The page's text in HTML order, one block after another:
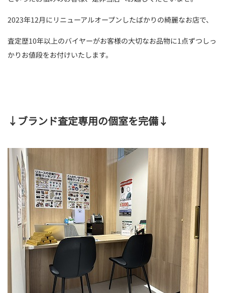
2023年12月にリニューアルオープンしたばかりの綺麗なお店で、
査定歴10年以上のバイヤーがお客様の大切なお品物に1点ずつしっ
かりお値段をお付けいたします。
↓ ブランド査定専用の個室を完備↓